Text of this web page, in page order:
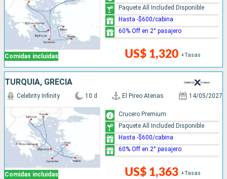
Comidas incluidas US$ 1,320 +Tasas
Paquete All Included Disponible
Hasta -$600/cabina
60% Off en 2° pasajero
TURQUÍA, GRECIA
Comidas incluidas
Celebrity Infinity 10 d El Pireo Atenas 14/05/2027
US$ 1,363 +Tasas
Crucero Premium
Paquete All Included Disponible
Hasta -$600/cabina
60% Off en 2° pasajero